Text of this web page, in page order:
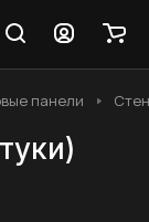
панели